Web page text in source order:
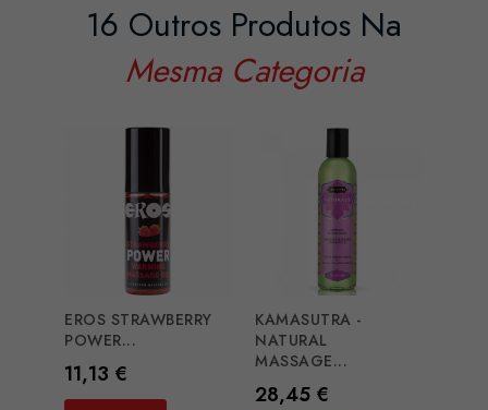
16 Outros Produtos Na
Mesma Categoria
EROS STRAWBERRY
POWER...
Preço
11,13 €
KAMASUTRA -
NATURAL
MASSAGE...
Preço
28,45 €